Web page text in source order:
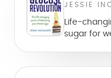
JESSIE
Life-
sugar for